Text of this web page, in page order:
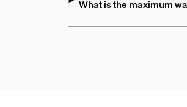
What is the maximum